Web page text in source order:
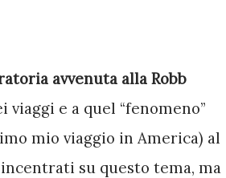
avvenuta alla Robb
viaggi e a quel “fenomeno”
mio viaggio in America) al
su questo tema, ma